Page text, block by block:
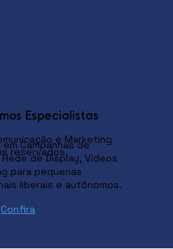
e Marketing
Especialistas
Campanhas de
de Display, Vídeos
para pequenas
liberais e autônomos.
Confira